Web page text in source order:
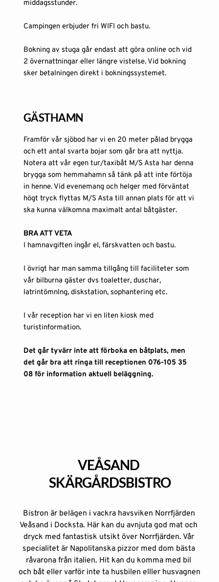
middagsstunder.
Campingen erbjuder fri WIFI och bastu.
Bokning av stuga går endast att göra online och vid
2 övernattningar eller längre vistelse. Vid bokning
sker betalningen direkt i bokningssystemet.
GÄSTHAMN
Framför vår sjöbod har vi en 20 meter pålad brygga
och ett antal svarta bojar som går bra att nyttja.
Notera att vår egen tur/taxibåt M/S Asta har denna
brygga som hemmahamn så tänk på att inte förtöja
in henne. Vid evenemang och helger med förväntat
högt tryck flyttas M/S Asta till annan plats för att vi
ska kunna välkomna maximalt antal båtgäster.
BRA ATT VETA
I hamnavgiften ingår el, färskvatten och bastu.
I övrigt har man samma tillgång till faciliteter som
vår bilburna gäster dvs toaletter, duschar,
latrintömnlng, diskstation, sophantering etc.
I vår reception har vi en liten kiosk med
turistinformation.
Det går tyvärr inte att förboka en båtplats, men
det går bra att ringa till receptionen 076-105 35
08 för information aktuell beläggning.
VEÅSAND
SKÄRGÅRDSBISTRO
Bistron är belägen i vackra havsviken Norrfjärden
Veåsand i Docksta. Här kan du avnjuta god mat och
dryck med fantastisk utsikt över Norrfjärden. Vår
specialitet är Napolitanska pizzor med dom bästa
råvarona från italien. Hit kan du komma med bil
och båt eller varför inte ta husbilen elller husvagnen